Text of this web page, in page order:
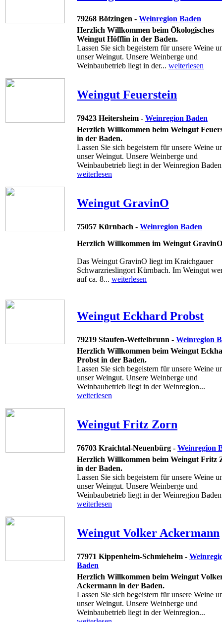
79268 Bötzingen - Weinregion Baden
Herzlich Willkommen beim Ökologisches
Weingut Höfflin in der Baden.
Lassen Sie sich begeistern für unsere Weine
unser Weingut. Unsere Weinberge und
Weinbaubetrieb liegt in der... weiterlesen
Weingut Feuerstein
79423 Heitersheim - Weinregion Baden
Herzlich Willkommen beim Weingut
in der Baden.
Lassen Sie sich begeistern für unsere Weine
unser Weingut. Unsere Weinberge und
Weinbaubetrieb liegt in der Weinregion
weiterlesen
Weingut GravinO
75057 Kürnbach - Weinregion Baden
Herzlich Willkommen im Weingut GravinO
Das Weingut GravinO liegt im Kraichgauer
Schwarzrieslingort Kürnbach. Im Weingut
auf ca. 8... weiterlesen
Weingut Eckhard Probst
79219 Staufen-Wettelbrunn - Weinregion
Herzlich Willkommen beim Weingut
Probst in der Baden.
Lassen Sie sich begeistern für unsere Weine
unser Weingut. Unsere Weinberge und
Weinbaubetrieb liegt in der Weinregion...
weiterlesen
Weingut Fritz Zorn
76703 Kraichtal-Neuenbürg - Weinregion
Herzlich Willkommen beim Weingut Fritz
in der Baden.
Lassen Sie sich begeistern für unsere Weine
unser Weingut. Unsere Weinberge und
Weinbaubetrieb liegt in der Weinregion
weiterlesen
Weingut Volker Ackermann
77971 Kippenheim-Schmieheim -
Baden
Herzlich Willkommen beim Weingut
Ackermann in der Baden.
Lassen Sie sich begeistern für unsere Weine
unser Weingut. Unsere Weinberge und
Weinbaubetrieb liegt in der Weinregion...